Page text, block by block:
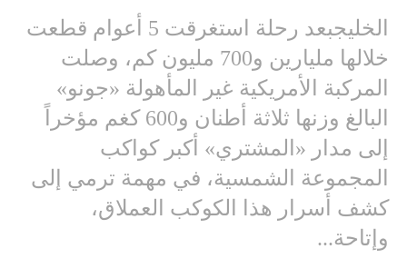
الخليجبعد رحلة استغرقت 5 أعوام قطعت
خلالها مليارين و700 مليون كم، وصلت
المركبة الأمريكية غير المأهولة «جونو»
البالغ وزنها ثلاثة أطنان و600 كغم مؤخراً
إلى مدار «المشتري» أكبر كواكب
المجموعة الشمسية، في مهمة ترمي إلى
كشف أسرار هذا الكوكب العملاق،
وإتاحة...